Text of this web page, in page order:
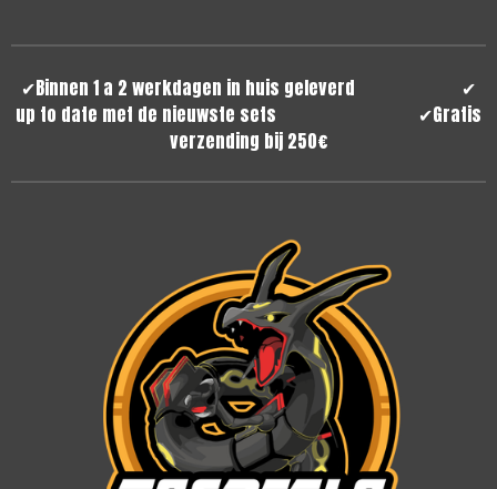
✔Binnen 1 a 2 werkdagen in huis geleverd ✔
up to date met de nieuwste sets ✔Gratis
verzending bij 250€